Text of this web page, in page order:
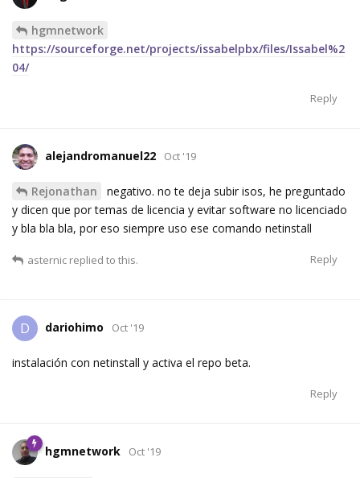
hgmnetwork
https://sourceforge.net/projects/issabelpbx/files/Issabel%2
04/
Reply
alejandromanuel22 Oct '19
Rejonathan
negativo. no te deja subir isos, he preguntado
y dicen que por temas de licencia y evitar software no licenciado
y bla bla bla, por eso siempre uso ese comando netinstall
Reply
asternic replied to this.
D dariohimo Oct '19
instalación con netinstall y activa el repo beta.
Reply
hgmnetwork Oct '19